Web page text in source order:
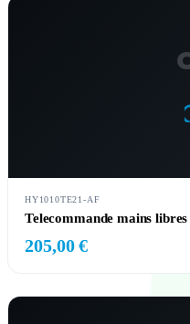
HY1010TE21-AF
Telecommande mains
205,00 €